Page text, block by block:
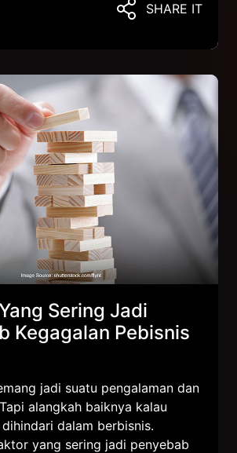
SHARE IT
Sering Jadi
Kegagalan Pebisnis
jadi suatu pengalaman dan
alangkah baiknya kalau
dalam berbisnis.
yang sering jadi penyebab